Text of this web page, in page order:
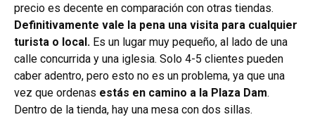
precio es decente en comparación con otras tiendas.
Definitivamente vale la pena una visita para cualquier
turista o local. Es un lugar muy pequeño, al lado de una
calle concurrida y una iglesia. Solo 4-5 clientes pueden
caber adentro, pero esto no es un problema, ya que una
vez que ordenas estás en camino a la Plaza Dam.
Dentro de la tienda, hay una mesa con dos sillas.